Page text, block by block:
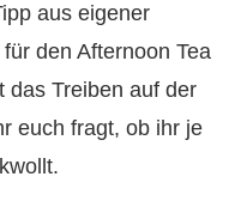
aus eigener
den Afternoon Tea
das Treiben auf der
euch fragt, ob ihr je